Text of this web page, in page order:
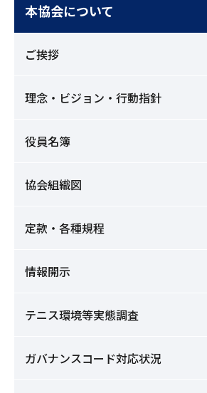
本協会について
ご挨拶
理念・ビジョン・行動指針
役員名簿
協会組織図
定款・各種規程
情報開示
テニス環境等実態調査
ガバナンスコード対応状況